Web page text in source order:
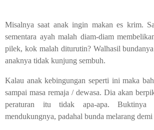
Misalnya saat anak ingin makan es krim.
sementara ayah malah diam-diam
pilek, kok malah diturutin? Walhasil
anaknya tidak kunjung sembuh.
Kalau anak kebingungan seperti ini maka
sampai masa remaja / dewasa. Dia akan
peraturan itu tidak apa-apa. Buktinya
mendukungnya, padahal bunda melarang